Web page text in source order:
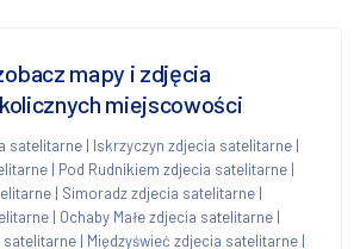
mapy i zdjęcia
miejscowości
satelitarne | Iskrzyczyn zdjecia satelitarne |
| Pod Rudnikiem zdjecia satelitarne |
| Simoradz zdjecia satelitarne |
| Ochaby Małe zdjecia satelitarne |
satelitarne | Międzyświeć zdjecia satelitarne |